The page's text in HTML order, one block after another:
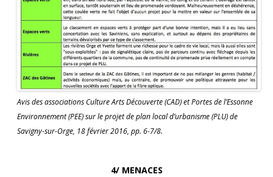
Avis des associations Culture Arts Découverte (CAD) et Portes de l’Essonne
Environnement (PEE) sur le projet de plan local d’urbanisme (PLU) de
Savigny-sur-Orge, 18 février 2016, pp. 6-7/8.
4/ MENACES